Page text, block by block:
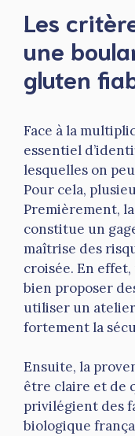
Les
une
gluten
Face à la
essentiel
lesquelles on
Pour cela,
Premièrement, la
constitue un
maîtrise des
croisée. En
bien proposer
utiliser un
fortement la
Ensuite, la
être claire et de
privilégient des
biologique